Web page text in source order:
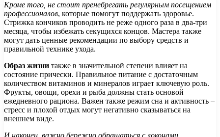
Кроме того, не стоит пренебрегать регулярным посещением
профессионалов, которые помогут поддержать здоровье.
Стрижка кончиков проводить не реже одного раза в два-три
месяца, чтобы избежать секущихся концов. Мастера также
могут дать ценные рекомендации по выбору средств и
правильной технике ухода.
Образ жизни также в значительной степени влияет на
состояние прически. Правильное питание с достаточным
количеством витаминов и минералов играет ключевую роль.
Фрукты, овощи, орехи и рыба должны стать основой
ежедневного рациона. Важен также режим сна и активность –
стресс и плохой отдых могут негативно сказываться на
внешнем виде.